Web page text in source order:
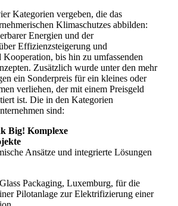
Kategorien vergeben, die das
Klimaschutzes abbilden:
Energien und der
Effizienzsteigerung und
bis hin zu umfassenden
Zusätzlich wurde unter den mehr
ein Sonderpreis für ein kleines oder
verliehen, der mit einem Preisgeld
ist. Die in den Kategorien
sind:
Big! Komplexe
Ansätze und integrierte Lösungen
Packaging, Luxemburg, für die
Pilotanlage zur Elektrifizierung einer